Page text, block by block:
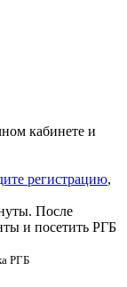
кабинете и
регистрацию,
После
и посетить РГБ
РГБ